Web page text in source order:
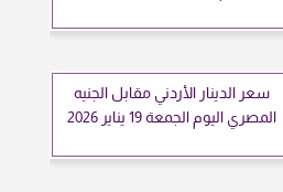
سعر الدينار الأردني مقابل الجنيه
المصري اليوم الجمعة 19 يناير 2026